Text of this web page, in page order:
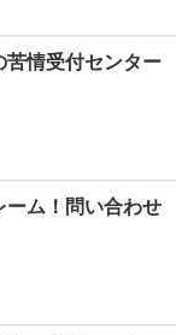
苦情受付センター
ーム！問い合わせ